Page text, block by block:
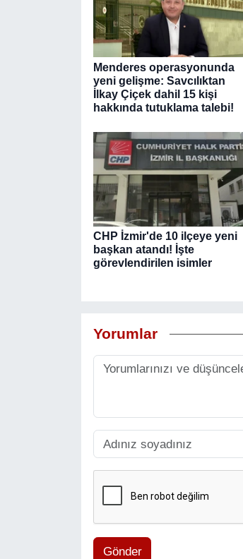
Menderes operasyonunda
yeni gelişme: Savcılıktan
İlkay Çiçek dahil 15 kişi
hakkında tutuklama talebi!
CHP İzmir'de 10 ilçeye yeni
başkan atandı! İşte
görevlendirilen isimler
Yorumlar
Gönder